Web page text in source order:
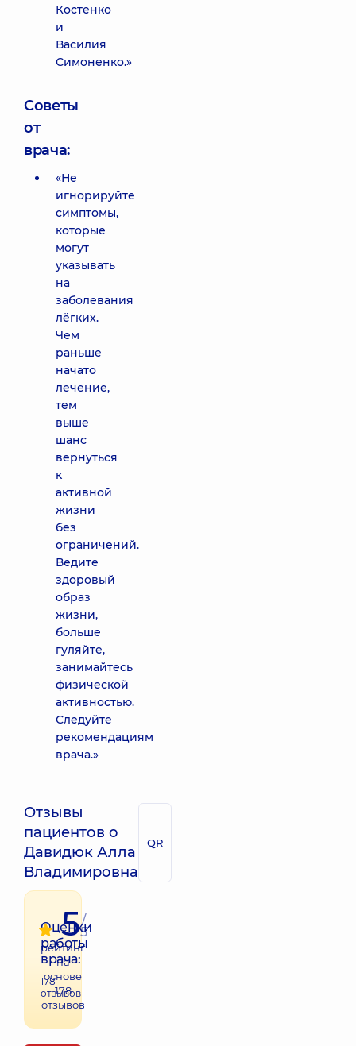
Костенко
и
Василия
Симоненко.»
Советы
от
врача:
«Не
игнорируйте
симптомы,
которые
могут
указывать
на
заболевания
лёгких.
Чем
раньше
начато
лечение,
тем
выше
шанс
вернуться
к
активной
жизни
без
ограничений.
Ведите
здоровый
образ
жизни,
больше
гуляйте,
занимайтесь
физической
активностью.
Следуйте
рекомендациям
врача.»
Отзывы
пациентов о
Давидюк Алла
Владимировна
QR
Оценки
работы
врача:
178
отзывов
5/
5
рейтинг
на
основе
178
отзывов